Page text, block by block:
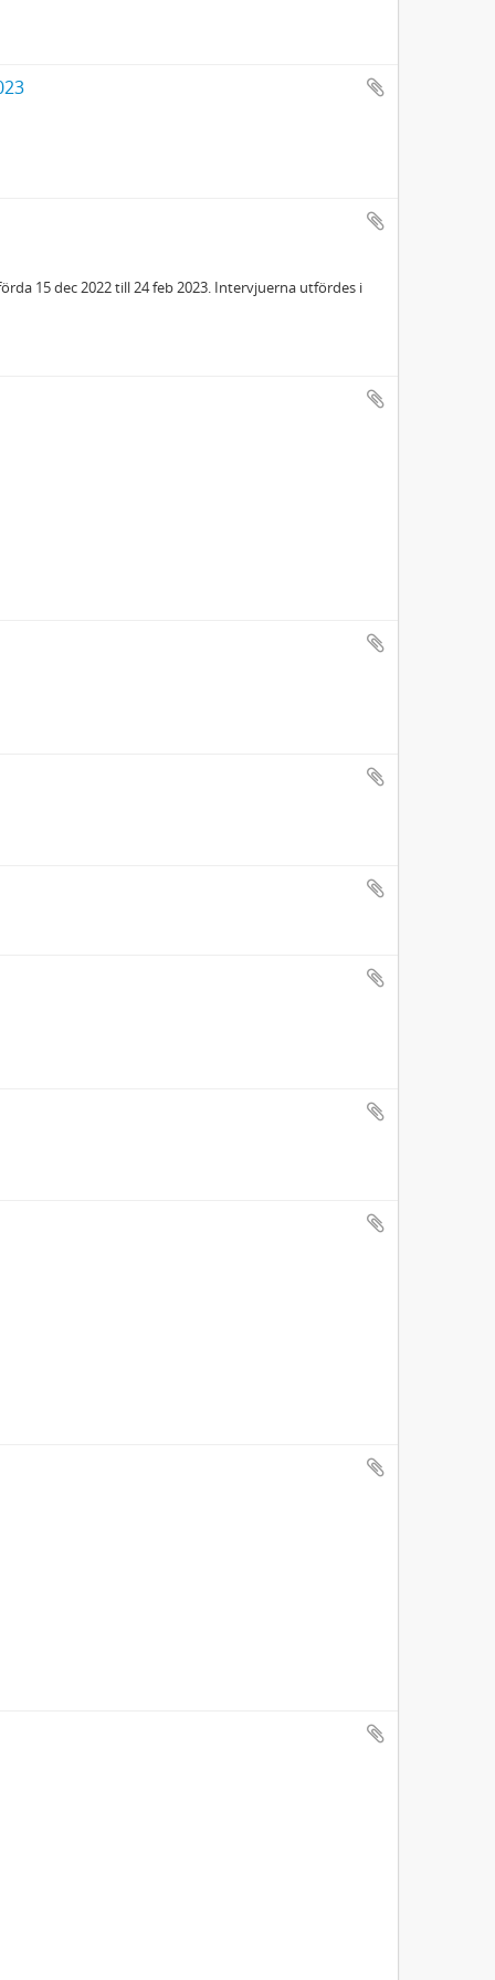
15 dec 2022 till 24 feb 2023. Intervjuerna utfördes i